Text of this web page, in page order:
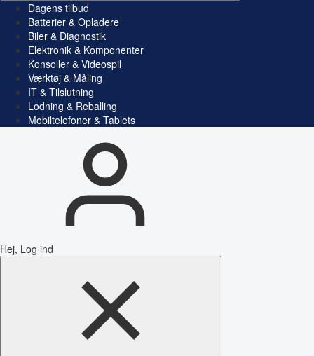
Dagens tilbud
Batterier & Opladere
Biler & Diagnostik
Elektronik & Komponenter
Konsoller & Videospil
Værktøj & Måling
IT & Tilslutning
Lodning & Reballing
Mobiltelefoner & Tablets
Hej, Log ind